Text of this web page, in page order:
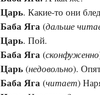
Царь. Какие-то они
Баба Яга (дальше
Царь. Пой.
Баба Яга (сконфуженно
Царь (недовольно).
Баба Яга (читает)